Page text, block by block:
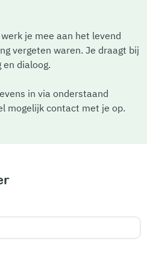
je mee aan het levend
vergeten waren. Je draagt bij
dialoog.
in via onderstaand
mogelijk contact met je op.